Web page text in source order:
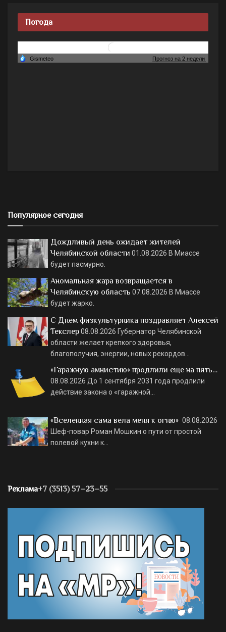
Погода
Популярное сегодня
Дождливый день ожидает жителей
Челябинской области 01.08.2026 В Миассе
будет пасмурно.
Аномальная жара возвращается в
Челябинскую область 07.08.2026 В Миассе
будет жарко.
С Днем физкультурника поздравляет Алексей
Текслер08.08.2026 Губернатор Челябинской
области желает крепкого здоровья,
благополучия, энергии, новых рекордов…
«Гаражную амнистию» продлили еще на пять…
08.08.2026 До 1 сентября 2031 года продлили
действие закона о «гаражной…
«Вселенная сама вела меня к огню» 08.08.2026
Шеф-повар Роман Мошкин о пути от простой
полевой кухни к…
Реклама+7 (3513) 57–23–55